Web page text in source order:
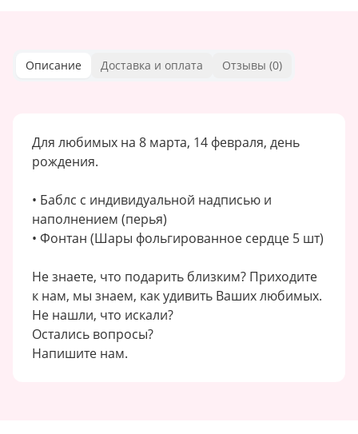
Описание Доставка и оплата Отзывы (0)
Для любимых на 8 марта, 14 февраля, день
рождения.
• Баблс с индивидуальной надписью и
наполнением (перья)
• Фонтан (Шары фольгированное сердце 5 шт)
Не знаете, что подарить близким? Приходите
к нам, мы знаем, как удивить Ваших любимых.
Не нашли, что искали?
Остались вопросы?
Напишите нам.